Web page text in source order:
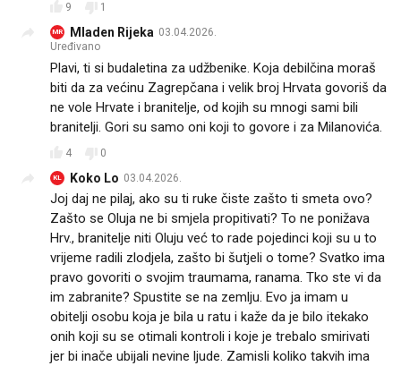
9 1
MR Mladen Rijeka 03.04.2026.
Uređivano
Plavi, ti si budaletina za udžbenike. Koja debilčina moraš
biti da za većinu Zagrepčana i velik broj Hrvata govoriš da
ne vole Hrvate i branitelje, od kojih su mnogi sami bili
branitelji. Gori su samo oni koji to govore i za Milanovića.
4 0
KL Koko Lo 03.04.2026.
Joj daj ne pilaj, ako su ti ruke čiste zašto ti smeta ovo?
Zašto se Oluja ne bi smjela propitivati? To ne ponižava
Hrv., branitelje niti Oluju već to rade pojedinci koji su u to
vrijeme radili zlodjela, zašto bi šutjeli o tome? Svatko ima
pravo govoriti o svojim traumama, ranama. Tko ste vi da
im zabranite? Spustite se na zemlju. Evo ja imam u
obitelji osobu koja je bila u ratu i kaže da je bilo itekako
onih koji su se otimali kontroli i koje je trebalo smirivati
jer bi inače ubijali nevine ljude. Zamisli koliko takvih ima